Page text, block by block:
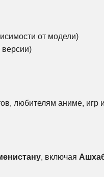
от модели)
любителям аниме, игр
, включая